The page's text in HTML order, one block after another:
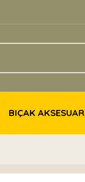
BIÇAK AKSESUAR